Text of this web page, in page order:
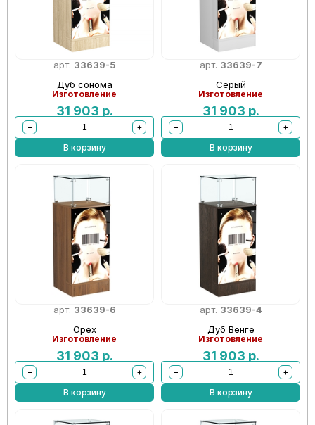
арт. 33639-5
Дуб сонома
Изготовление
31 903 р.
−
+
В корзину
арт. 33639-7
Серый
Изготовление
31 903 р.
−
+
В корзину
арт. 33639-6
Орех
Изготовление
31 903 р.
−
+
В корзину
арт. 33639-4
Дуб Венге
Изготовление
31 903 р.
−
+
В корзину